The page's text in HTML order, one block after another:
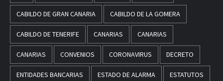
CABILDO DE GRAN CANARIA CABILDO DE LA GOMERA
CABILDO DE TENERIFE CANARIAS CANARIAS
CANARIAS CONVENIOS CORONAVIRUS DECRETO
ENTIDADES BANCARIAS ESTADO DE ALARMA ESTATUTOS